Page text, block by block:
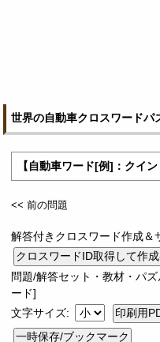
世界の自動車クロスワードパ
【自動車ワード[例]：クイン
<< 前の問題
解答付きクロスワード作成＆
問題/解答セット・教材・パ
ード]
文字サイズ:
一時保存/ブックマーク